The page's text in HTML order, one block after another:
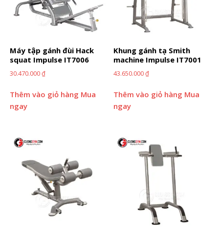
Máy tập gánh đùi Hack
squat Impulse IT7006
30.470.000₫
Thêm vào giỏ hàng Mua
ngay
Khung gánh tạ Smith
machine Impulse IT7001
43.650.000₫
Thêm vào giỏ hàng Mua
ngay